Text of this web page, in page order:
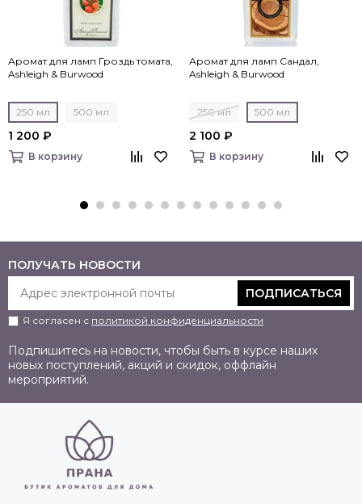
Аромат для ламп Гроздь томата,
Ashleigh & Burwood
250 мл 500 мл
1 200 ₽
В корзину
Аромат для ламп Сандал,
Ashleigh & Burwood
250 мл 500 мл
2 100 ₽
В корзину
ПОЛУЧАТЬ НОВОСТИ
ПОДПИСАТЬСЯ
Я согласен с политикой конфиденциальности
Подпишитесь на новости, чтобы быть в курсе наших
новых поступлений, акций и скидок, оффлайн
мероприятий.